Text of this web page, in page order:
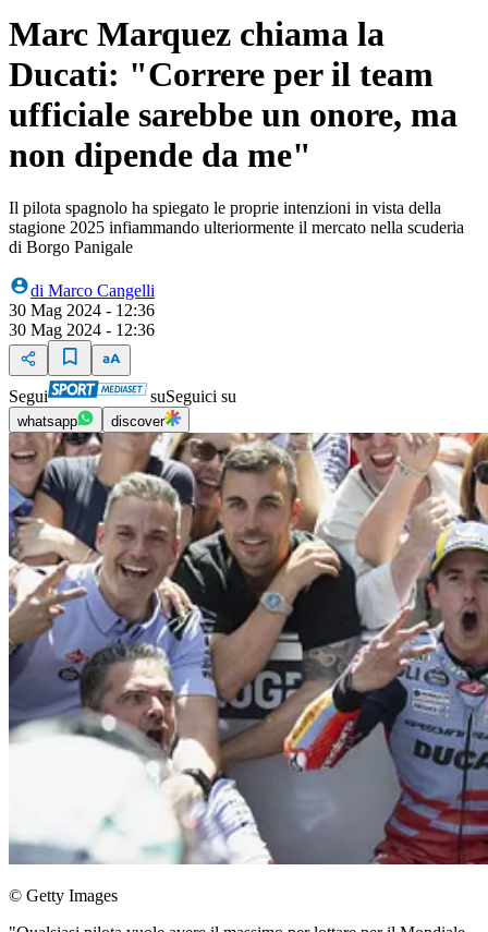
Marc Marquez chiama la
Ducati: "Correre per il team
ufficiale sarebbe un onore, ma
non dipende da me"
Il pilota spagnolo ha spiegato le proprie intenzioni in vista della
stagione 2025 infiammando ulteriormente il mercato nella scuderia
di Borgo Panigale
di Marco Cangelli
30 Mag 2024 - 12:36
30 Mag 2024 - 12:36
Segui suSeguici su
whatsapp discover
© Getty Images